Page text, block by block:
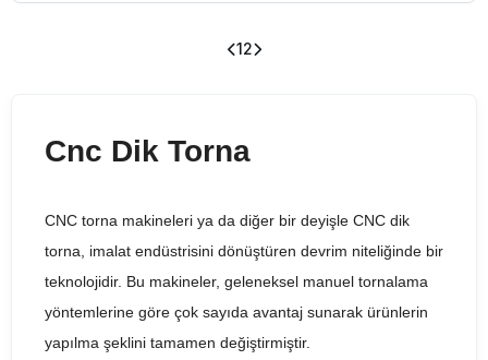
12
Cnc Dik Torna
CNC torna makineleri ya da diğer bir deyişle CNC dik
torna, imalat endüstrisini dönüştüren devrim niteliğinde bir
teknolojidir. Bu makineler, geleneksel manuel tornalama
yöntemlerine göre çok sayıda avantaj sunarak ürünlerin
yapılma şeklini tamamen değiştirmiştir.